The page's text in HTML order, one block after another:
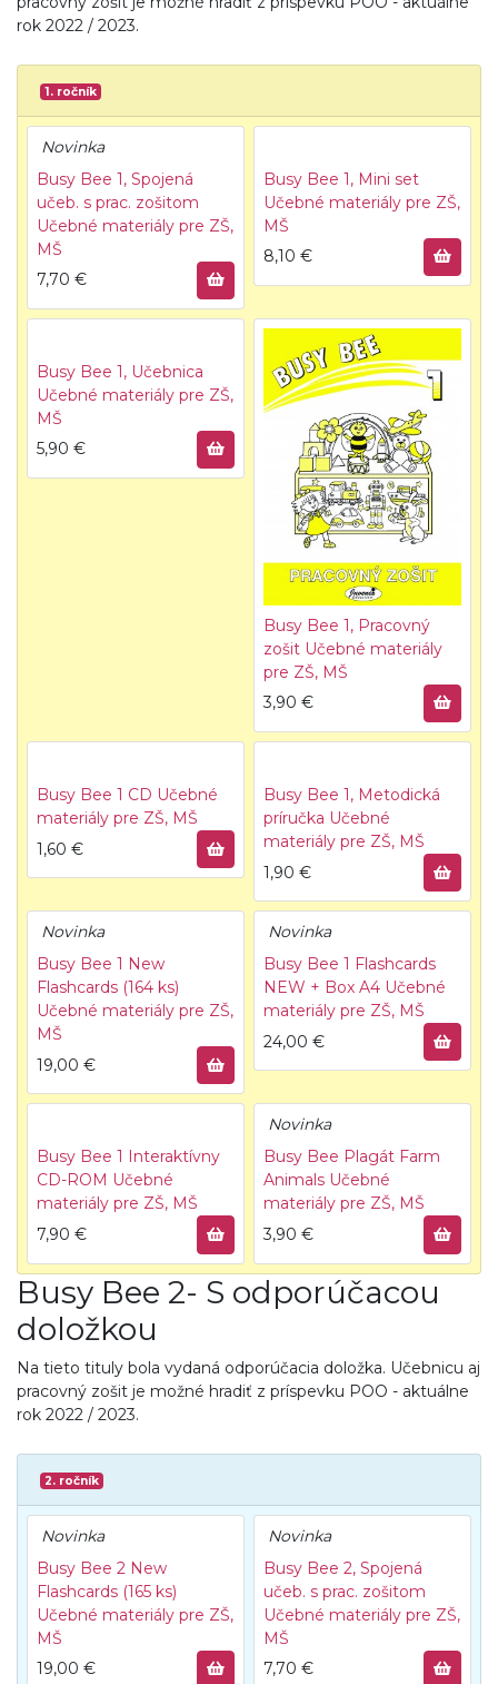
rok 2022 / 2023.
1. ročník
Novinka
Busy Bee 1, Spojená
učeb. s prac. zošitom
Učebné materiály pre ZŠ,
MŠ
7,70 €
Busy Bee 1, Mini set
Učebné materiály pre ZŠ,
MŠ
8,10 €
Busy Bee 1, Učebnica
Učebné materiály pre ZŠ,
MŠ
5,90 €
Busy Bee 1, Pracovný
zošit Učebné materiály
pre ZŠ, MŠ
3,90 €
Busy Bee 1 CD Učebné
materiály pre ZŠ, MŠ
1,60 €
Busy Bee 1, Metodická
príručka Učebné
materiály pre ZŠ, MŠ
1,90 €
Novinka
Busy Bee 1 New
Flashcards (164 ks)
Učebné materiály pre ZŠ,
MŠ
19,00 €
Novinka
Busy Bee 1 Flashcards
NEW + Box A4 Učebné
materiály pre ZŠ, MŠ
24,00 €
Busy Bee 1 Interaktívny
CD-ROM Učebné
materiály pre ZŠ, MŠ
7,90 €
Novinka
Busy Bee Plagát Farm
Animals Učebné
materiály pre ZŠ, MŠ
3,90 €
Busy Bee 2- S odporúčacou
doložkou
Na tieto tituly bola vydaná odporúčacia doložka. Učebnicu aj
pracovný zošit je možné hradiť z príspevku POO - aktuálne
rok 2022 / 2023.
2. ročník
Novinka
Busy Bee 2 New
Flashcards (165 ks)
Učebné materiály pre ZŠ,
MŠ
19,00 €
Novinka
Busy Bee 2, Spojená
učeb. s prac. zošitom
Učebné materiály pre ZŠ,
MŠ
7,70 €